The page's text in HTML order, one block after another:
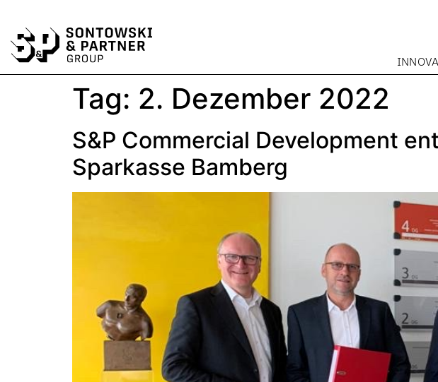
Tag: 2. Dezember 2022
S&P Commercial Development
Sparkasse Bamberg